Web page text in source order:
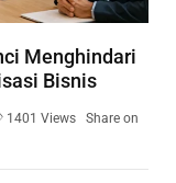
Menghindari
Bisnis
1401 Views Share on